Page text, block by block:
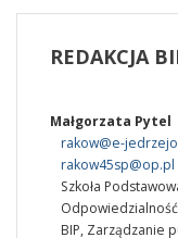
REDAKCJA
Małgorzata Pytel
rakow@e-
rakow45sp@op.pl
Szkoła
BIP, Zarządzanie